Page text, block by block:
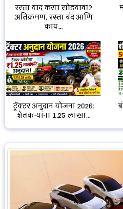
रस्ता वाद कसा सोडवावा?
अतिक्रमण, रस्ता बंद आणि
काय...
ट्रॅक्टर अनुदान योजना 2026:
शेतकऱ्यांना ₹1.25 लाखा...